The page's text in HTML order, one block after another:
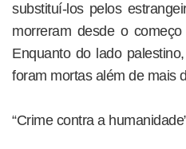
substituí-los pelos
morreram desde o
Enquanto do lado
foram mortas além de mais
“Crime contra a